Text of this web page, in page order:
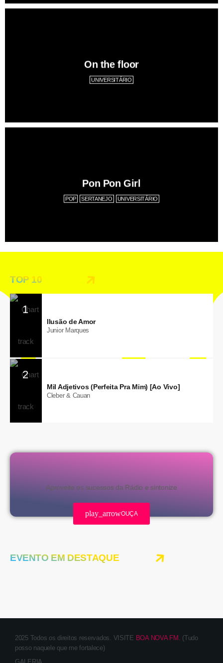
On the floor
UNIVERSITÁRIO
Pon Pon Girl
POP SERTANEJO UNIVERSITÁRIO
TOP 10
1
Ilusão de Amor
Junior Marques
2
Mil Adjetivos (Perfeita Pra Mim) [Ao Vivo]
Cleber & Cauan
Aproveite os sucessos da Rádio e sintonize
play_arrowOUÇA
EVENTO EM DESTAQUE
2025 Todos os direitos reservados. VISITE BOA NOVA FM.
(Tudo
posso naquele que me fortalece)